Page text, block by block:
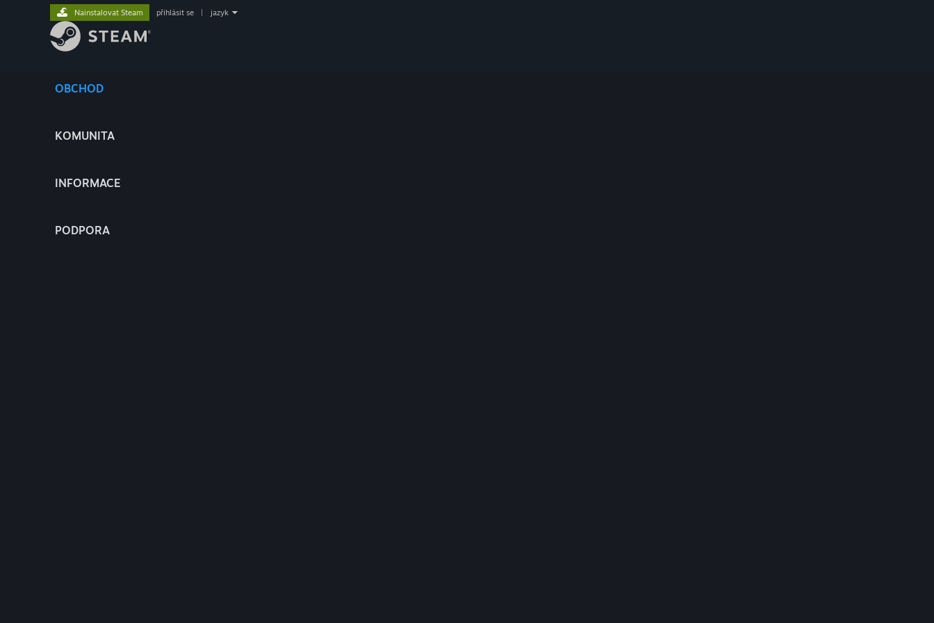
OBCHOD
KOMUNITA
INFORMACE
PODPORA
Nainstalovat Steam přihlásit se jazyk